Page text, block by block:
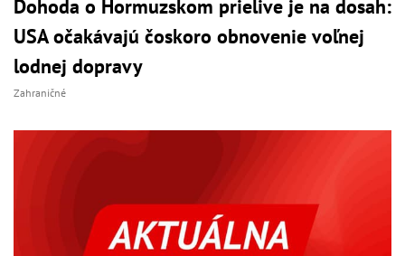
Dohoda o Hormuzskom prielive je na dosah:
USA očakávajú čoskoro obnovenie voľnej
lodnej dopravy
Zahraničné